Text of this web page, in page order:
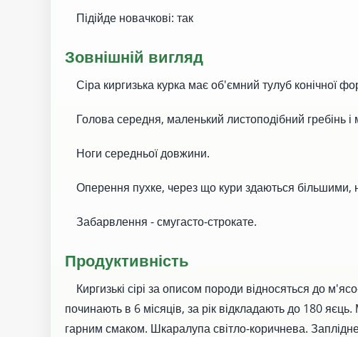
Підійде новачкові: так
Зовнішній вигляд
Сіра киргизька курка має об'ємний тулуб конічної
Голова середня, маленький листоподібний гребінь
Ноги середньої довжини.
Оперення пухке, через що кури здаються більшими,
Забарвлення - смугасто-строкате.
Продуктивність
Киргизькі сірі за описом породи відносяться до
починають в 6 місяців, за рік відкладають до 180
гарним смаком. Шкаралупа світло-коричнева.